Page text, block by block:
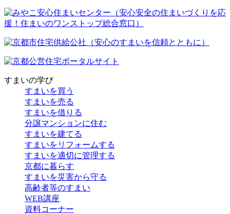
すまいの学び
すまいを買う
すまいを売る
すまいを借りる
分譲マンションに住む
すまいを建てる
すまいをリフォームする
すまいを適切に管理する
京都に暮らす
すまいを災害から守る
高齢者等のすまい
WEB講座
資料コーナー